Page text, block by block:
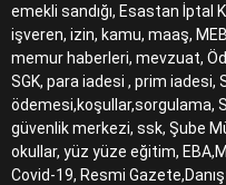
emekli sandığı, Esastan İptal
işveren, izin, kamu, maaş,
memur haberleri, mevzuat,
SGK, para iadesi , prim iadesi,
ödemesi,koşullar,sorgulama,
güvenlik merkezi, ssk, Şube
okullar, yüz yüze eğitim,
Covid-19, Resmi